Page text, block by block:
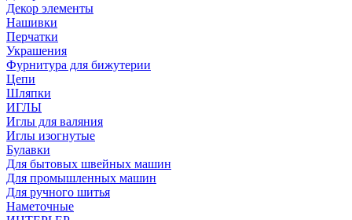
Декор элементы
Нашивки
Перчатки
Украшения
Фурнитура для бижутерии
Цепи
Шляпки
ИГЛЫ
Иглы для валяния
Иглы изогнутые
Булавки
Для бытовых швейных машин
Для промышленных машин
Для ручного шитья
Наметочные